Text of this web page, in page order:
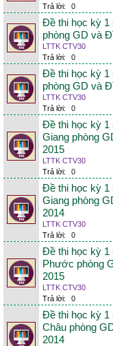
Trả lời:
0
Đề thi học kỳ 1
phòng GD và
LTTK CTV30
Trả lời:
0
Đề thi học kỳ 1
phòng GD và
LTTK CTV30
Trả lời:
0
Đề thi học kỳ 1
Giang phòng
2015
LTTK CTV30
Trả lời:
0
Đề thi học kỳ 1
Giang phòng
2014
LTTK CTV30
Trả lời:
0
Đề thi học kỳ 1
Phước phòng
2015
LTTK CTV30
Trả lời:
0
Đề thi học kỳ 1
Châu phòng
2014